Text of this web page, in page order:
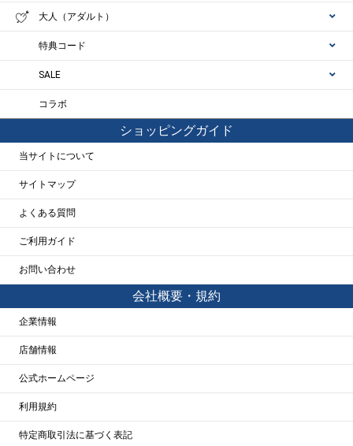
大人（アダルト）
特典コード
SALE
コラボ
ショッピングガイド
当サイトについて
サイトマップ
よくある質問
ご利用ガイド
お問い合わせ
会社概要・規約
企業情報
店舗情報
公式ホームページ
利用規約
特定商取引法に基づく表記